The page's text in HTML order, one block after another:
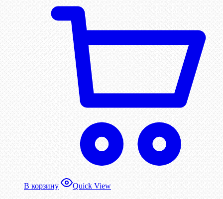
В корзину Quick View